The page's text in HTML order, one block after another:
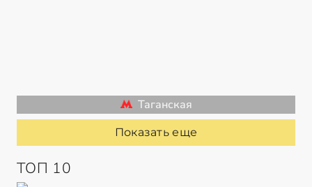
Таганская
Показать еще
ТОП 10